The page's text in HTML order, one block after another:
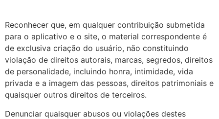
Reconhecer que, em qualquer contribuição submetida
para o aplicativo e o site, o material correspondente é
de exclusiva criação do usuário, não constituindo
violação de direitos autorais, marcas, segredos, direitos
de personalidade, incluindo honra, intimidade, vida
privada e a imagem das pessoas, direitos patrimoniais e
quaisquer outros direitos de terceiros.
Denunciar quaisquer abusos ou violações destes